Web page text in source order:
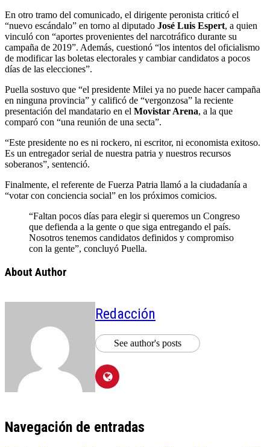
En otro tramo del comunicado, el dirigente peronista criticó el
“nuevo escándalo” en torno al diputado José Luis Espert, a quien
vinculó con “aportes provenientes del narcotráfico durante su
campaña de 2019”. Además, cuestionó “los intentos del oficialismo
de modificar las boletas electorales y cambiar candidatos a pocos
días de las elecciones”.
Puella sostuvo que “el presidente Milei ya no puede hacer campaña
en ninguna provincia” y calificó de “vergonzosa” la reciente
presentación del mandatario en el Movistar Arena, a la que
comparó con “una reunión de una secta”.
“Este presidente no es ni rockero, ni escritor, ni economista exitoso.
Es un entregador serial de nuestra patria y nuestros recursos
soberanos”, sentenció.
Finalmente, el referente de Fuerza Patria llamó a la ciudadanía a
“votar con conciencia social” en los próximos comicios.
“Faltan pocos días para elegir si queremos un Congreso
que defienda a la gente o que siga entregando el país.
Nosotros tenemos candidatos definidos y compromiso
con la gente”, concluyó Puella.
About Author
Redacción
See author's posts
Navegación de entradas